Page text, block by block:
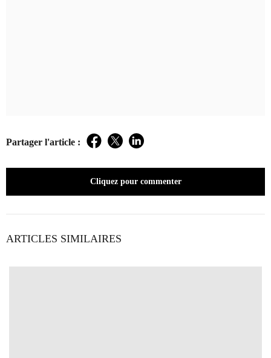
Partager l'article : Facebook
TwitterLinkedIn
Cliquez pour commenter
ARTICLES SIMILAIRES